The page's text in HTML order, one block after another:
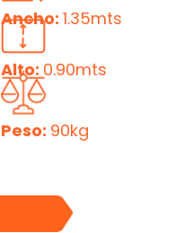
Ancho: 1.35mts
Alto: 0.90mts
Peso: 90kg